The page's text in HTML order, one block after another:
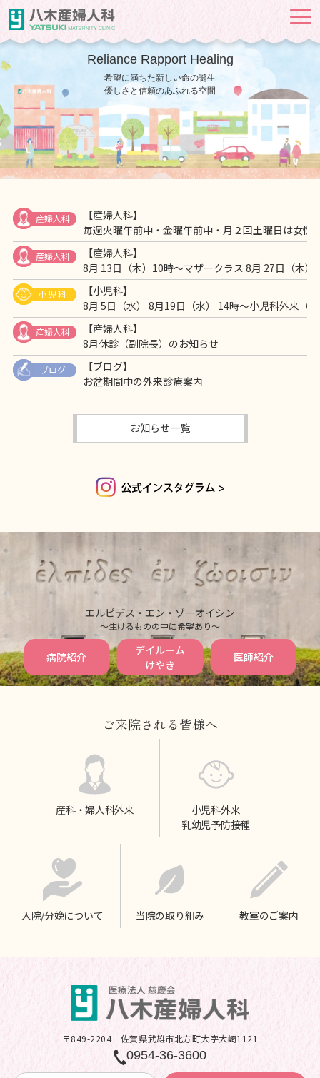
Reliance Rapport Healing
希望に満ちた新しい命の誕生
優しさと信頼のあふれる空間
産婦人科
【産婦人科】
毎週火曜午前中・金曜午前中・月２回土曜日は女性
産婦人科
【産婦人科】
8月 13日（木）10時～マザ
小児科
【小児科】
8月 5日（水） 8月19日（水） 14時～小児科外来（
産婦人科
【産婦人科】
8月休診（副院長）のお知らせ
ブログ
【ブログ】
お盆期間中の外来診療案内
お知らせ一覧
エルピデス・エン・ゾーオイシン
〜生けるものの中に希望あり〜
病院紹介
デイルーム
けやき
医師紹介
ご来院される皆様へ
産科・婦人科外来
小児科外来
乳幼児予防接種
入院/分娩について 当院の取り組み 教室のご案内
〒849-2204 佐賀県武雄市北方町大字大崎1121
0954-36-3600